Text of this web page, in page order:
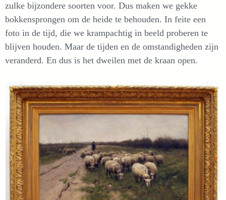
zulke bijzondere soorten voor. Dus maken we gekke
bokkensprongen om de heide te behouden. In feite een
foto in de tijd, die we krampachtig in beeld proberen te
blijven houden. Maar de tijden en de omstandigheden zijn
veranderd. En dus is het dweilen met de kraan open.